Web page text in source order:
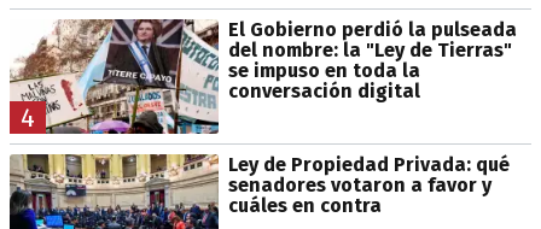
4
El Gobierno perdió la pulseada
del nombre: la "Ley de Tierras"
se impuso en toda la
conversación digital
Ley de Propiedad Privada: qué
senadores votaron a favor y
cuáles en contra